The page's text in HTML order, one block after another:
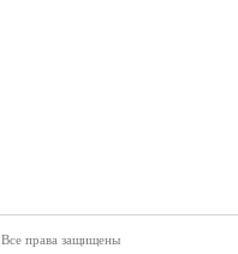
Все права защищены